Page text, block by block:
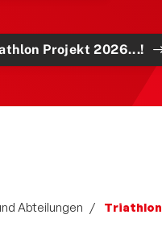
Projekt 2026...!
Abteilungen Triathlon